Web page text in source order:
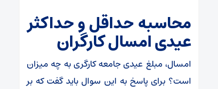
محاسبه حداقل و حداکثر
عیدی امسال کارگران
امسال، مبلغ عیدی جامعه کارگری به چه میزان
است؟ برای پاسخ به این سوال باید گفت که بر